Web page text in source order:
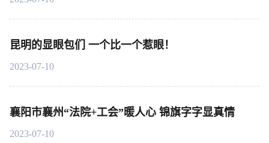
昆明的显眼包们 一个比一个惹眼！
2023-07-10
襄阳市襄州“法院+工会”暖人心 锦旗字字显真情
2023-07-10